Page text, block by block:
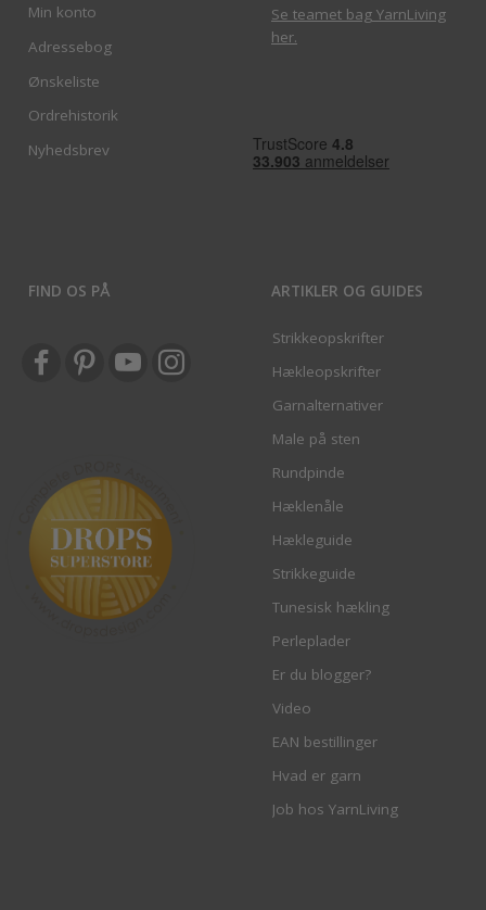
Min konto
Adressebog
Ønskeliste
Ordrehistorik
Nyhedsbrev
Se teamet bag YarnLiving
her.
FIND OS PÅ ARTIKLER OG GUIDES
Strikkeopskrifter
Hækleopskrifter
Garnalternativer
Male på sten
Rundpinde
Hæklenåle
Hækleguide
Strikkeguide
Tunesisk hækling
Perleplader
Er du blogger?
Video
EAN bestillinger
Hvad er garn
Job hos YarnLiving